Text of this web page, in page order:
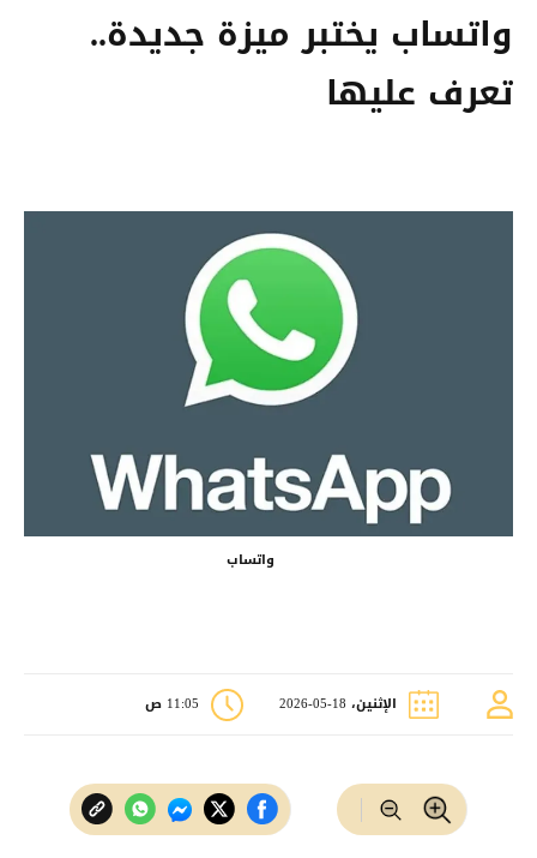
واتساب يختبر ميزة جديدة..
تعرف عليها
واتساب
الإثنين، 18-05-2026 11:05 ص